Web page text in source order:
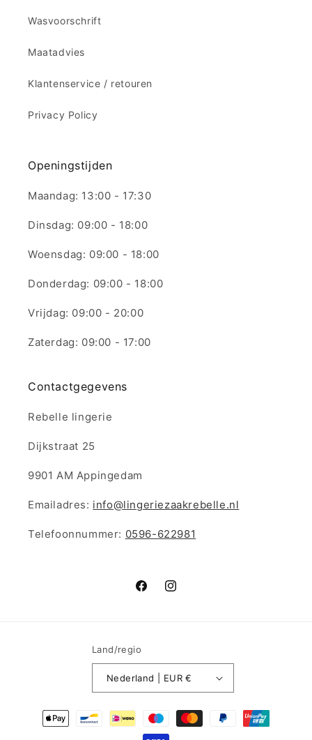
Wasvoorschrift
Maatadvies
Klantenservice / retouren
Privacy Policy
Openingstijden
Maandag: 13:00 - 17:30
Dinsdag: 09:00 - 18:00
Woensdag: 09:00 - 18:00
Donderdag: 09:00 - 18:00
Vrijdag: 09:00 - 20:00
Zaterdag: 09:00 - 17:00
Contactgegevens
Rebelle lingerie
Dijkstraat 25
9901 AM Appingedam
Emailadres: info@lingeriezaakrebelle.nl
Telefoonnummer: 0596-622981
FacebookInstagram
Land/regio
Nederland | EUR €
Betaalmethoden